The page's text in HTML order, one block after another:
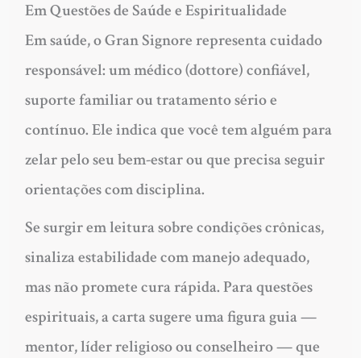
Em Questões de Saúde e Espiritualidade
Em saúde, o Gran Signore representa cuidado
responsável: um médico (dottore) confiável,
suporte familiar ou tratamento sério e
contínuo. Ele indica que você tem alguém para
zelar pelo seu bem-estar ou que precisa seguir
orientações com disciplina.
Se surgir em leitura sobre condições crônicas,
sinaliza estabilidade com manejo adequado,
mas não promete cura rápida. Para questões
espirituais, a carta sugere uma figura guia —
mentor, líder religioso ou conselheiro — que